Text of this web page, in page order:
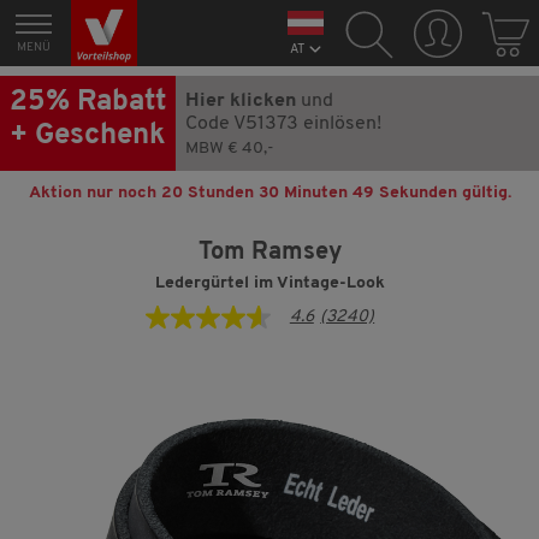
MENÜ AT
25% Rabatt
+ Geschenk
Hier klicken und
Code V51373 einlösen!
MBW € 40,-
Aktion nur noch 20 Stunden 30 Minuten 48 Sekundengültig.
Tom Ramsey
Ledergürtel im Vintage-Look
4.6
Bewertung.
Read
3240
Reviews.
Link
4.6 (3240)